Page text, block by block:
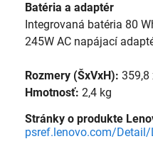
Batéria a adaptér
Integrovaná batéria 80
245W AC napájací
Rozmery (ŠxVxH): 359,8
Hmotnosť: 2,4 kg
Stránky o produkte